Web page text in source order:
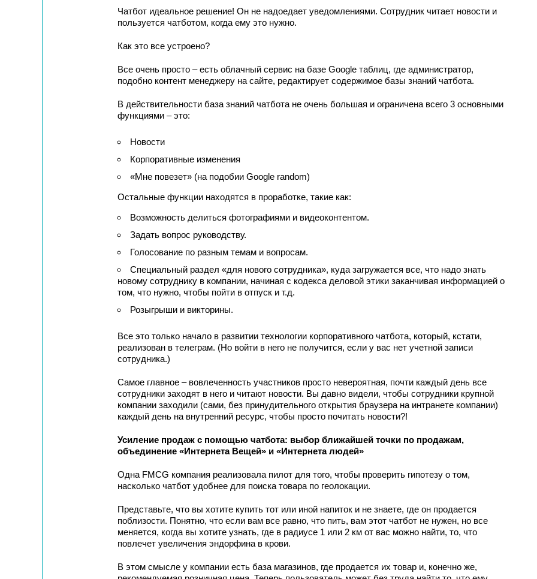
Чатбот идеальное решение! Он не надоедает уведомлениями. Сотрудник читает новости и
пользуется чатботом, когда ему это нужно.
Как это все устроено?
Все очень просто – есть облачный сервис на базе Google таблиц, где администратор,
подобно контент менеджеру на сайте, редактирует содержимое базы знаний чатбота.
В действительности база знаний чатбота не очень большая и ограничена всего 3 основными
функциями – это:
Новости
Корпоративные изменения
«Мне повезет» (на подобии Google random)
Остальные функции находятся в проработке, такие как:
Возможность делиться фотографиями и видеоконтентом.
Задать вопрос руководству.
Голосование по разным темам и вопросам.
Специальный раздел «для нового сотрудника», куда загружается все, что надо знать
новому сотруднику в компании, начиная с кодекса деловой этики заканчивая информацией о
том, что нужно, чтобы пойти в отпуск и т.д.
Розыгрыши и викторины.
Все это только начало в развитии технологии корпоративного чатбота, который, кстати,
реализован в телеграм. (Но войти в него не получится, если у вас нет учетной записи
сотрудника.)
Самое главное – вовлеченность участников просто невероятная, почти каждый день все
сотрудники заходят в него и читают новости. Вы давно видели, чтобы сотрудники крупной
компании заходили (сами, без принудительного открытия браузера на интранете компании)
каждый день на внутренний ресурс, чтобы просто почитать новости?!
Усиление продаж с помощью чатбота: выбор ближайшей точки по продажам,
объединение «Интернета Вещей» и «Интернета людей»
Одна FMCG компания реализовала пилот для того, чтобы проверить гипотезу о том,
насколько чатбот удобнее для поиска товара по геолокации.
Представьте, что вы хотите купить тот или иной напиток и не знаете, где он продается
поблизости. Понятно, что если вам все равно, что пить, вам этот чатбот не нужен, но все
меняется, когда вы хотите узнать, где в радиусе 1 или 2 км от вас можно найти, то, что
повлечет увеличения эндорфина в крови.
В этом смысле у компании есть база магазинов, где продается их товар и, конечно же,